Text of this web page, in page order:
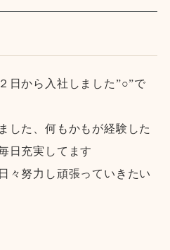
から入社しました”○”で
した、何もかもが経験した
日充実してます
々努力し頑張っていきたい